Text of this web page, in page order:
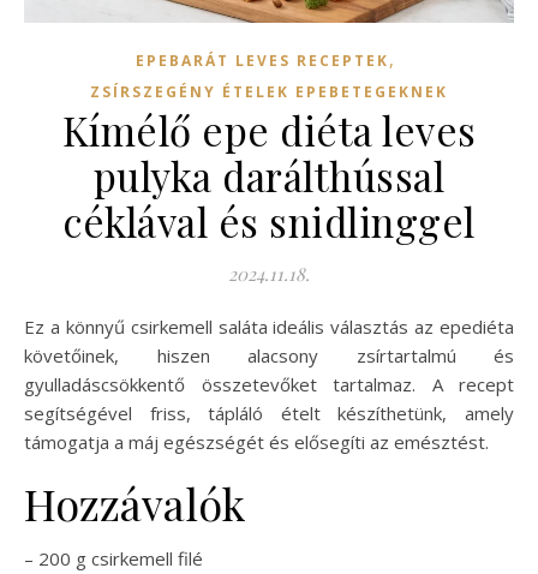
EPEBARÁT LEVES RECEPTEK,
ZSÍRSZEGÉNY ÉTELEK EPEBETEGEKNEK
Kímélő epe diéta leves
pulyka darálthússal
céklával és snidlinggel
2024.11.18.
Ez a könnyű csirkemell saláta ideális választás az epediéta
követőinek, hiszen alacsony zsírtartalmú és
gyulladáscsökkentő összetevőket tartalmaz. A recept
segítségével friss, tápláló ételt készíthetünk, amely
támogatja a máj egészségét és elősegíti az emésztést.
Hozzávalók
– 200 g csirkemell filé